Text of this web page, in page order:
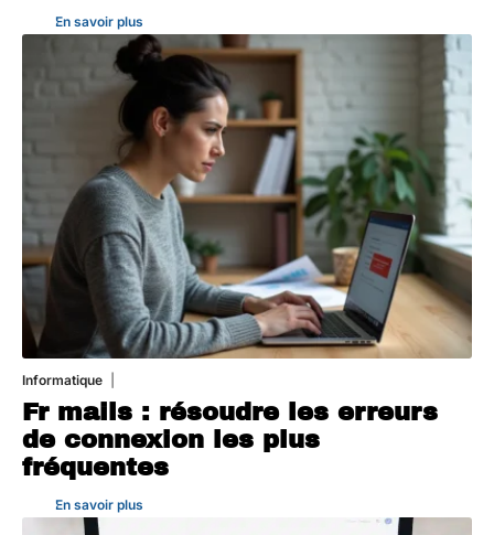
En savoir plus
Informatique
Fr mails : résoudre les erreurs
de connexion les plus
fréquentes
En savoir plus